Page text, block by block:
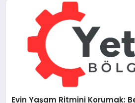
Evin Yaşam Ritmini Korumak: